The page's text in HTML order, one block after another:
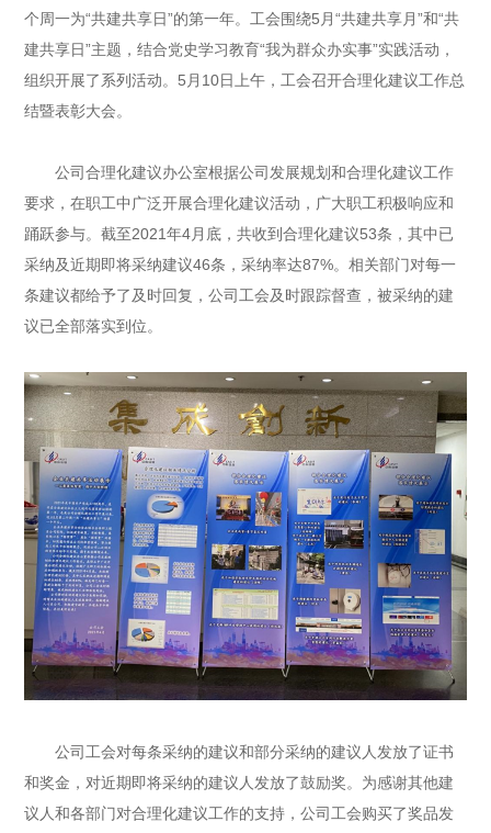
个周一为“共建共享日”的第一年。工会围绕5月“共建共享月”和“共
建共享日”主题，结合党史学习教育“我为群众办实事”实践活动，
组织开展了系列活动。5月10日上午，工会召开合理化建议工作总
结暨表彰大会。
公司合理化建议办公室根据公司发展规划和合理化建议工作
要求，在职工中广泛开展合理化建议活动，广大职工积极响应和
踊跃参与。截至2021年4月底，共收到合理化建议53条，其中已
采纳及近期即将采纳建议46条，采纳率达87%。相关部门对每一
条建议都给予了及时回复，公司工会及时跟踪督查，被采纳的建
议已全部落实到位。
公司工会对每条采纳的建议和部分采纳的建议人发放了证书
和奖金，对近期即将采纳的建议人发放了鼓励奖。为感谢其他建
议人和各部门对合理化建议工作的支持，公司工会购买了奖品发